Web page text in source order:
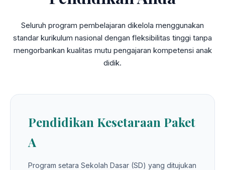
Seluruh program pembelajaran dikelola menggunakan
standar kurikulum nasional dengan fleksibilitas tinggi tanpa
mengorbankan kualitas mutu pengajaran kompetensi anak
didik.
Pendidikan Kesetaraan Paket
A
Program setara Sekolah Dasar (SD) yang ditujukan